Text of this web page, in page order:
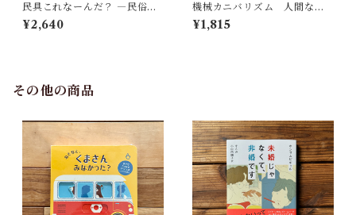
民具これなーんだ？ ―民俗学
者・宮本常一が美術大学に遺
した民具コレクション | 加藤幸
¥2,640
機械カニバリズム 人間なき
あとの人類学へ｜久保 明教
¥1,815
その他の商品